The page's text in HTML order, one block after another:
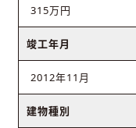
315万円
竣工年月
2012年11月
建物種別